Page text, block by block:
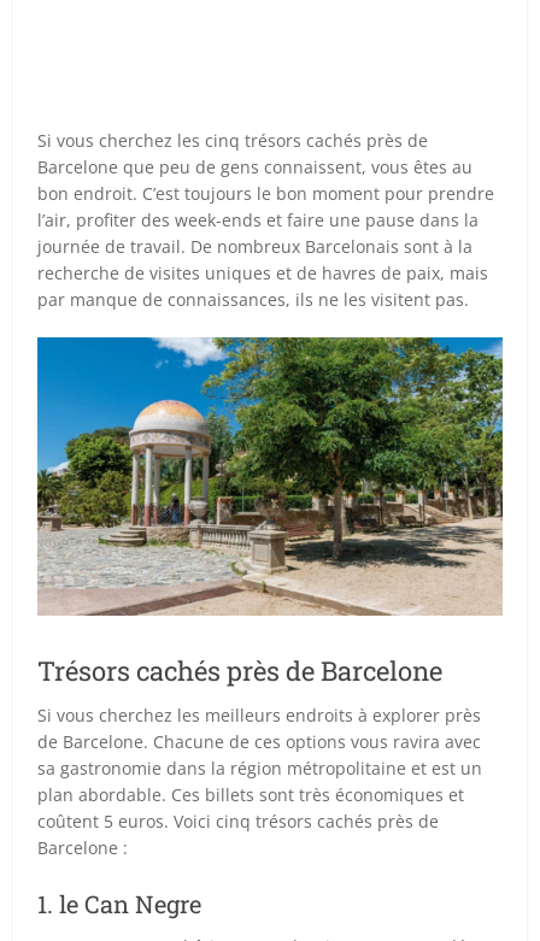
Si vous cherchez les cinq trésors cachés près de
Barcelone que peu de gens connaissent, vous êtes au
bon endroit. C’est toujours le bon moment pour prendre
l’air, profiter des week-ends et faire une pause dans la
journée de travail. De nombreux Barcelonais sont à la
recherche de visites uniques et de havres de paix, mais
par manque de connaissances, ils ne les visitent pas.
Trésors cachés près de Barcelone
Si vous cherchez les meilleurs endroits à explorer près
de Barcelone. Chacune de ces options vous ravira avec
sa gastronomie dans la région métropolitaine et est un
plan abordable. Ces billets sont très économiques et
coûtent 5 euros. Voici cinq trésors cachés près de
Barcelone :
1. le Can Negre